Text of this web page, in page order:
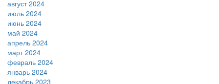
август 2024
июль 2024
июнь 2024
май 2024
апрель 2024
март 2024
февраль 2024
январь 2024
декабрь 2023